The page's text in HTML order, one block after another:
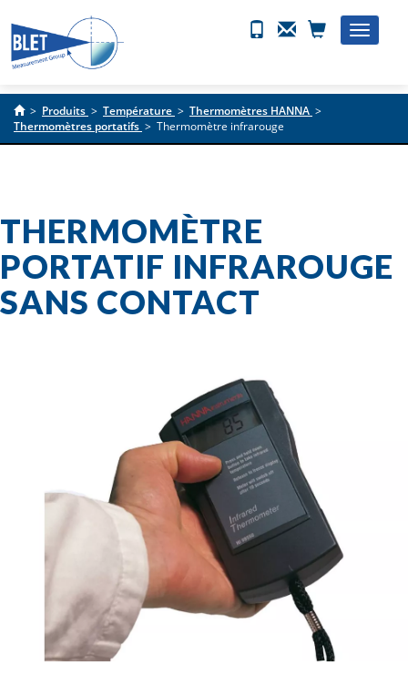
Toggle
> Produits > Température > Thermomètres HANNA >
Thermomètres portatifs > Thermomètre infrarouge
THERMOMÈTRE
PORTATIF INFRAROUGE
SANS CONTACT